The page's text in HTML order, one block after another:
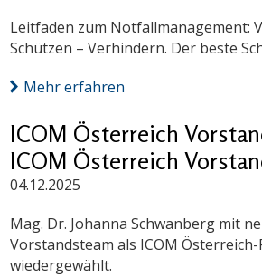
Leitfaden zum Notfallmanagement:
Schützen – Verhindern. Der beste
Mehr erfahren
ICOM Österreich
ICOM Österreich
04.12.2025
Mag. Dr. Johanna Schwanberg mit
Vorstandsteam als ICOM
wiedergewählt.